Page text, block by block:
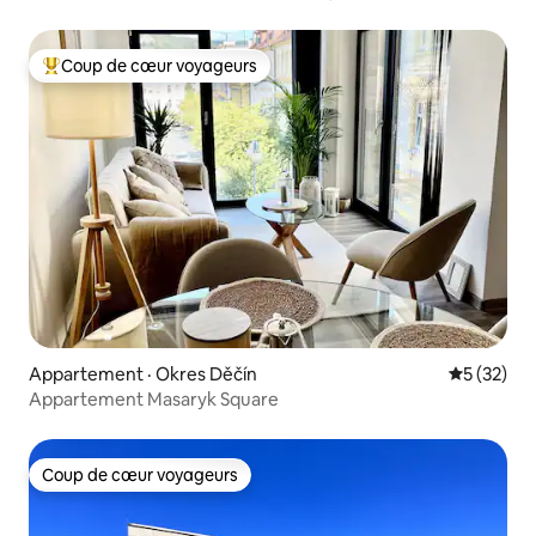
Coup de cœur voyageurs parmi les plus aimés
Coup de cœur voyageurs
Appartement · Okres Děčín Note
5 (32)
Appartement Masaryk Square
Coup de cœur voyageurs
Coup de cœur voyageurs